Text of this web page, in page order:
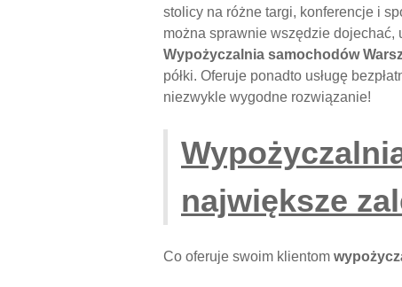
stolicy na różne targi, konferencje i
można sprawnie wszędzie
Wypożyczalnia samochodów
półki. Oferuje ponadto usługę
niezwykle wygodne rozwiązanie!
największe
Co oferuje swoim klientom